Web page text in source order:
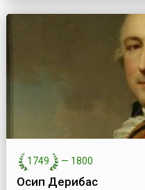
1749 — 1800
Осип Дерибас